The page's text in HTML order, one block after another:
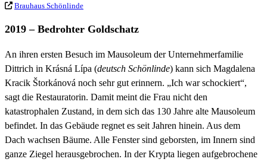
Brauhaus Schönlinde
2019 – Bedrohter Goldschatz
An ihren ersten Besuch im Mausoleum der Unternehmerfamilie
Dittrich in Krásná Lípa (deutsch Schönlinde) kann sich Magdalena
Kracik Štorkánová noch sehr gut erinnern. „Ich war schockiert“,
sagt die Restauratorin. Damit meint die Frau nicht den
katastrophalen Zustand, in dem sich das 130 Jahre alte Mausoleum
befindet. In das Gebäude regnet es seit Jahren hinein. Aus dem
Dach wachsen Bäume. Alle Fenster sind geborsten, im Innern sind
ganze Ziegel herausgebrochen. In der Krypta liegen aufgebrochene